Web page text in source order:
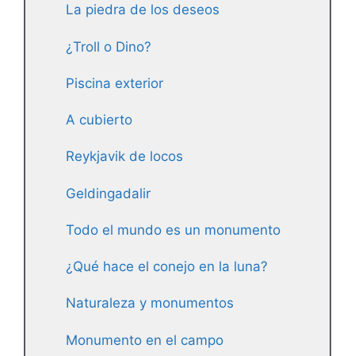
La piedra de los deseos
¿Troll o Dino?
Piscina exterior
A cubierto
Reykjavik de locos
Geldingadalir
Todo el mundo es un monumento
¿Qué hace el conejo en la luna?
Naturaleza y monumentos
Monumento en el campo